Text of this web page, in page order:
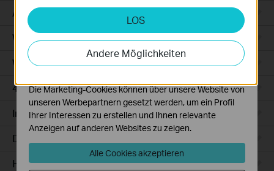
Agile
Wired Gateways
WiFi Gateways
4G/5G WiFi Gateways
Integrated Gateways
DSL Gateways
Hardware
LOS
Andere Möglichkeiten
Analyse- und Marketing-Cookies
Analyse-Cookies ermöglichen es uns, Ihre Aktivitäten
auf unserer Website zu analysieren, um die
Funktionsweise unserer Website zu verbessern und
Die Marketing-Cookies können über unsere Website von
unseren Werbepartnern gesetzt werden, um ein Profil
Ihrer Interessen zu erstellen und Ihnen relevante
Anzeigen auf anderen Websites zu zeigen.
Alle Cookies akzeptieren